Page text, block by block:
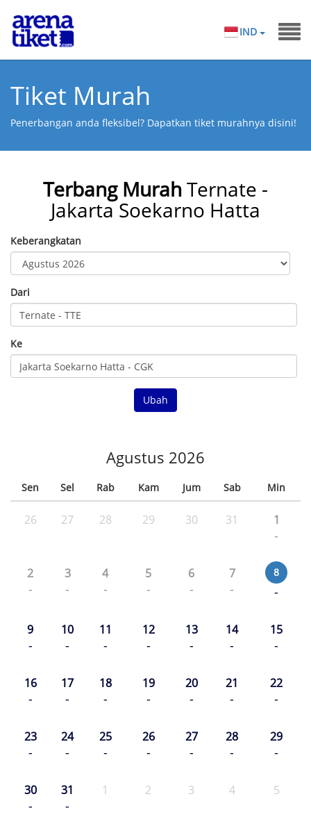
IND
Tiket Murah
Penerbangan anda fleksibel? Dapatkan tiket murahnya disini!
Terbang MurahTernate -
Jakarta Soekarno Hatta
Keberangkatan
Dari
Ke
Ubah
Agustus 2026
Sen Sel Rab Kam Jum Sab Min
26 27 28 29 30 31 1
-
2
-
3
-
4
-
5
-
6
-
7
-
8
-
9
-
10
-
11
-
12
-
13
-
14
-
15
-
16
-
17
-
18
-
19
-
20
-
21
-
22
-
23
-
24
-
25
-
26
-
27
-
28
-
29
-
30
-
31
-
1 2 3 4 5